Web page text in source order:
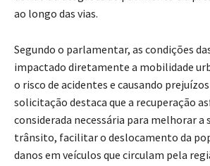
ao longo das vias.
Segundo o parlamentar, as condições
impactado diretamente a mobilidade
o risco de acidentes e causando
solicitação destaca que a recuperação
considerada necessária para melhorar a
trânsito, facilitar o deslocamento da
danos em veículos que circulam pela